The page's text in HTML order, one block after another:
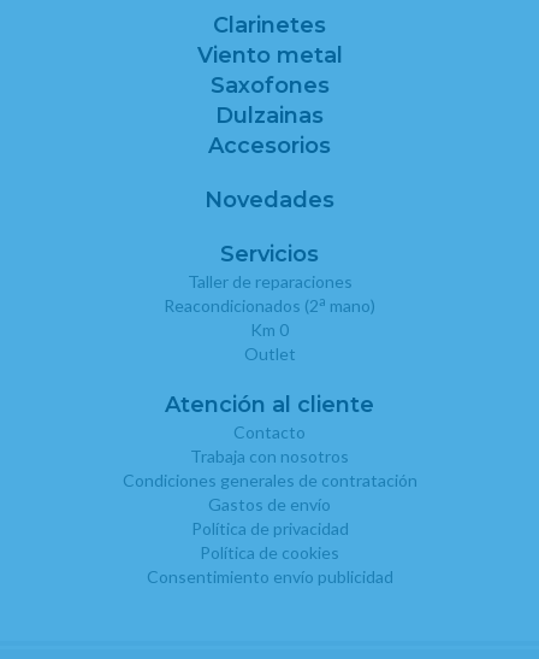
Clarinetes
Viento metal
Saxofones
Dulzainas
Accesorios
Novedades
Servicios
Taller de reparaciones
Reacondicionados (2a mano)
Km 0
Outlet
Atención al cliente
Contacto
Trabaja con nosotros
Condiciones generales de contratación
Gastos de envío
Política de privacidad
Política de cookies
Consentimiento envío publicidad